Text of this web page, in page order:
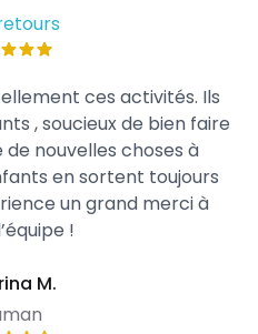
ces activités. Ils
, soucieux de bien faire
nouvelles choses à
en sortent toujours
un grand merci à
!
M.